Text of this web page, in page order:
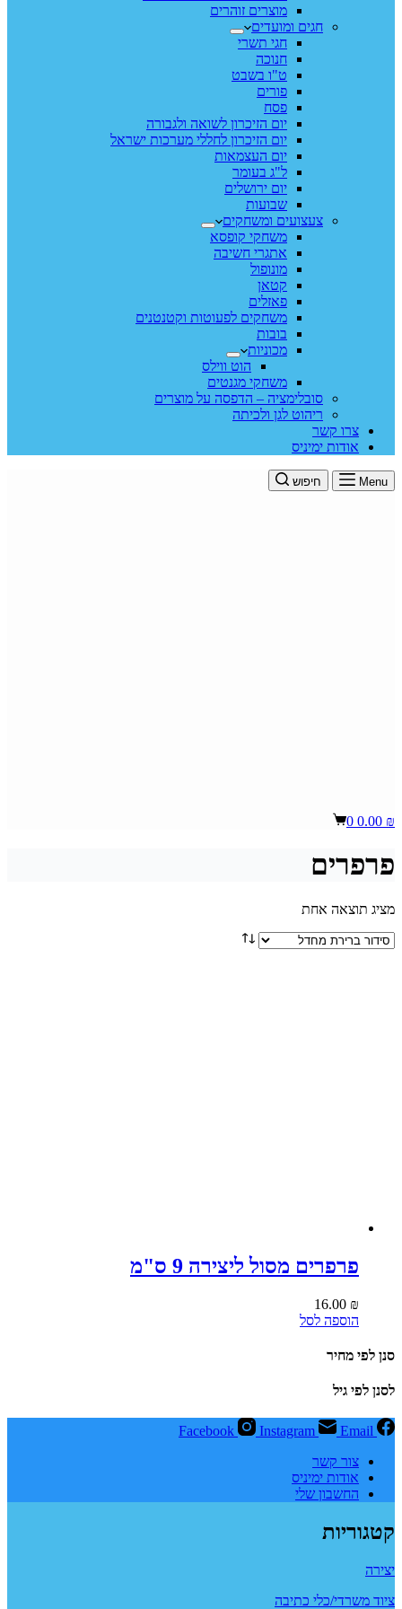
מוצרים זוהרים
חגים ומועדים
חגי תשרי
חנוכה
ט"ו בשבט
פורים
פסח
יום הזיכרון לשואה ולגבורה
יום הזיכרון לחללי מערכות ישראל
יום העצמאות
ל"ג בעומר
יום ירושלים
שבועות
צעצועים ומשחקים
משחקי קופסא
אתגרי חשיבה
מונופול
קטאן
פאזלים
משחקים לפעוטות וקטנטנים
בובות
מכוניות
הוט ווילס
משחקי מגנטים
סובלימציה – הדפסה על מוצרים
ריהוט לגן ולכיתה
צרו קשר
אודות ימיניס
Menu חיפוש
Shopping
0.00 ₪
0
פרפרים
מציג תוצאה אחת
פרפרים מסול ליצירה 9 ס"מ
16.00 ₪
הוספה לסל
סנן לפי מחיר
לסנן לפי גיל
Facebook Instagram
Email
צור קשר
אודות ימיניס
החשבון שלי
קטגוריות
יצירה
ציוד משרדי/כלי כתיבה